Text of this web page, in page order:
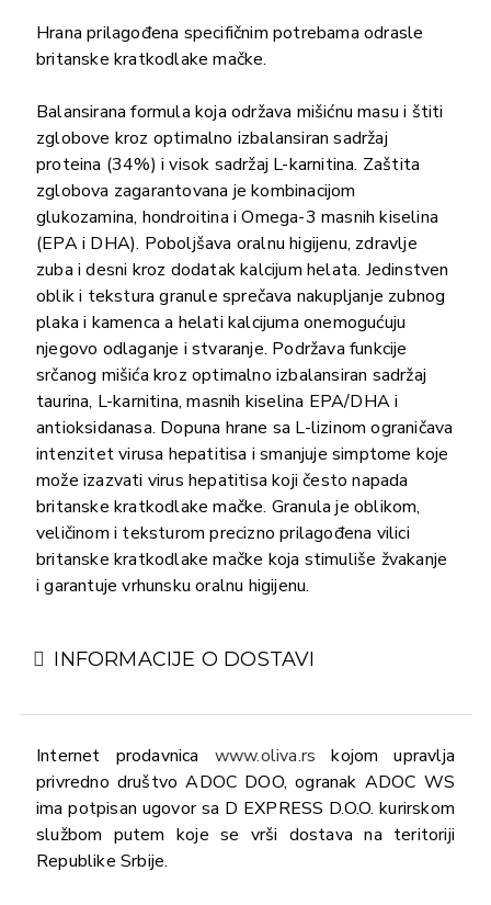
Hrana prilagođena specifičnim potrebama odrasle
britanske kratkodlake mačke.
Balansirana formula koja održava mišićnu masu i štiti
zglobove kroz optimalno izbalansiran sadržaj
proteina (34%) i visok sadržaj L-karnitina. Zaštita
zglobova zagarantovana je kombinacijom
glukozamina, hondroitina i Omega-3 masnih kiselina
(EPA i DHA). Poboljšava oralnu higijenu, zdravlje
zuba i desni kroz dodatak kalcijum helata. Jedinstven
oblik i tekstura granule sprečava nakupljanje zubnog
plaka i kamenca a helati kalcijuma onemogućuju
njegovo odlaganje i stvaranje. Podržava funkcije
srčanog mišića kroz optimalno izbalansiran sadržaj
taurina, L-karnitina, masnih kiselina EPA/DHA i
antioksidanasa. Dopuna hrane sa L-lizinom ograničava
intenzitet virusa hepatitisa i smanjuje simptome koje
može izazvati virus hepatitisa koji često napada
britanske kratkodlake mačke. Granula je oblikom,
veličinom i teksturom precizno prilagođena vilici
britanske kratkodlake mačke koja stimuliše žvakanje
i garantuje vrhunsku oralnu higijenu.
INFORMACIJE O DOSTAVI
Internet prodavnica www.oliva.rs kojom upravlja
privredno društvo ADOC DOO, ogranak ADOC WS
ima potpisan ugovor sa D EXPRESS D.O.O. kurirskom
službom putem koje se vrši dostava na teritoriji
Republike Srbije.